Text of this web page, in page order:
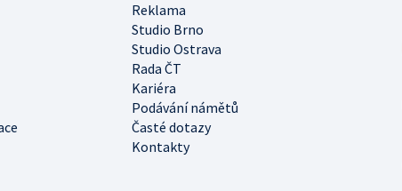
Reklama
Studio Brno
Studio Ostrava
Rada ČT
Kariéra
Podávání námětů
Časté dotazy
Kontakty